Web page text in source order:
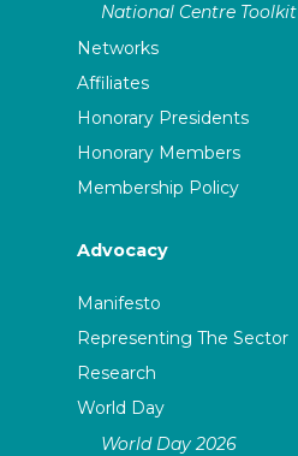
National Centre Toolkit
Networks
Affiliates
Honorary Presidents
Honorary Members
Membership Policy
Advocacy
Manifesto
Representing The Sector
Research
World Day
World Day 2026